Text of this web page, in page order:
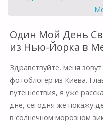
МОРЕ,
ПЕЩЕРЫ,
ПИРАМИДЫ
Один Мой День
из Нью-Йорка в
Здравствуйте, меня
фотоблогер из Киева.
путешествия, я уже
дне, сегодня же покажу
в солнечном морозном